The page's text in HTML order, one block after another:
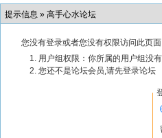
提示信息 » 高手心水论坛
您没有登录或者您没有权限访问此页
用户组权限：你所属的用户组没
您还不是论坛会员,请先登录论坛